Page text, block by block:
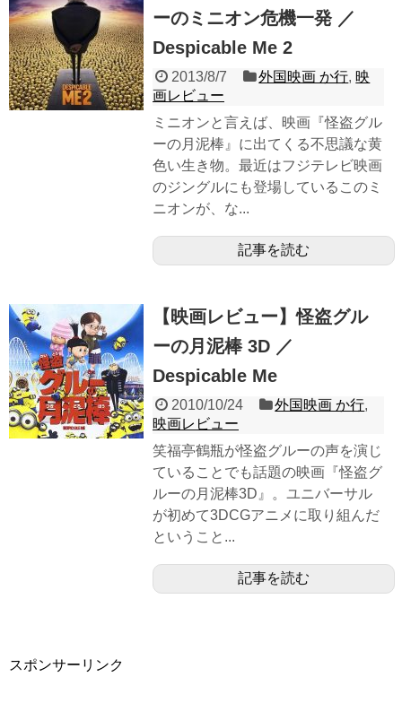
ーのミニオン危機一発 ／
Despicable Me 2
2013/8/7 外国映画 か行, 映
画レビュー
ミニオンと言えば、映画『怪盗グル
ーの月泥棒』に出てくる不思議な黄
色い生き物。最近はフジテレビ映画
のジングルにも登場しているこのミ
ニオンが、な...
記事を読む
【映画レビュー】怪盗グル
ーの月泥棒 3D ／
Despicable Me
2010/10/24 外国映画 か行,
映画レビュー
笑福亭鶴瓶が怪盗グルーの声を演じ
ていることでも話題の映画『怪盗グ
ルーの月泥棒3D』。ユニバーサル
が初めて3DCGアニメに取り組んだ
ということ...
記事を読む
スポンサーリンク